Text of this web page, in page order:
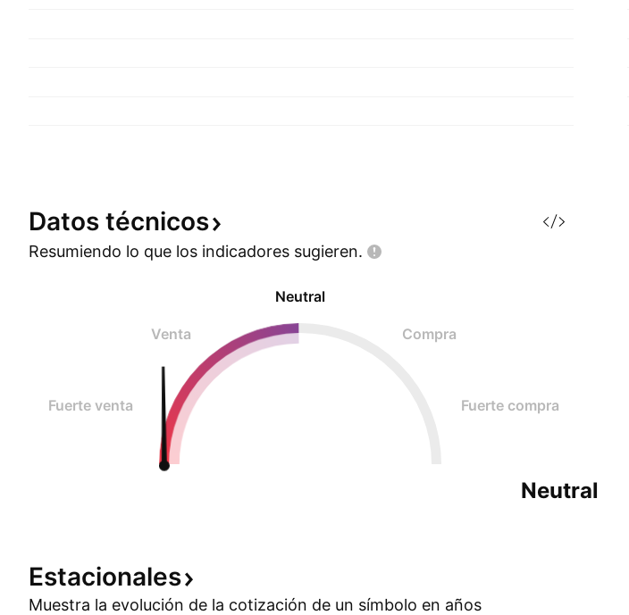
Datos técnicos
Resumiendo lo que los indicadores sugieren.
Neutral
Venta Compra
Fuerte venta Fuerte compra
Neutral
Estacionales
Muestra la evolución de la cotización de un símbolo en años